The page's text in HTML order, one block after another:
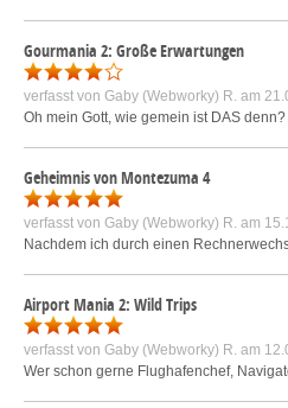
Gourmania 2: Große Erwartungen
verfasst von Gaby (Webworky) R. am
Oh mein Gott, wie gemein ist DAS
Geheimnis von Montezuma 4
verfasst von Gaby (Webworky) R. am
Nachdem ich durch einen
Airport Mania 2: Wild Trips
verfasst von Gaby (Webworky) R. am
Wer schon gerne Flughafenchef,